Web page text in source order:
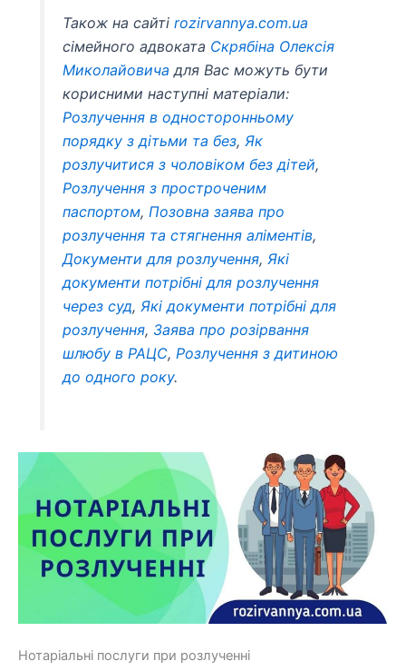
Також на сайтіrozirvannya.com.ua
сімейного адвоката Скрябіна Олексія
Миколайовича для Вас можуть бути
корисними наступні матеріали:
Розлучення в односторонньому
порядку з дітьми та без, Як
розлучитися з чоловіком без дітей,
Розлучення з простроченим
паспортом, Позовна заява про
розлучення та стягнення аліментів,
Документи для розлучення, Які
документи потрібні для розлучення
через суд, Які документи потрібні для
розлучення, Заява про розірвання
шлюбу в РАЦС, Розлучення з дитиною
до одного року.
Нотаріальні послуги при розлученні